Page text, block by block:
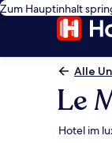
Zum Hauptinhalt
Alle
Le
Hotel im